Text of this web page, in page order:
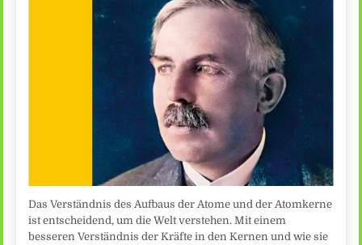
Das Verständnis des Aufbaus der Atome und der Atomkerne
ist entscheidend, um die Welt verstehen. Mit einem
besseren Verständnis der Kräfte in den Kernen und wie sie